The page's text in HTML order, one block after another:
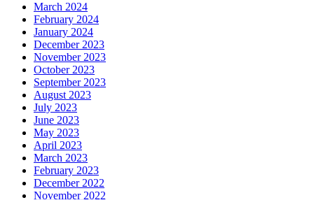
March 2024
February 2024
January 2024
December 2023
November 2023
October 2023
September 2023
August 2023
July 2023
June 2023
May 2023
April 2023
March 2023
February 2023
December 2022
November 2022